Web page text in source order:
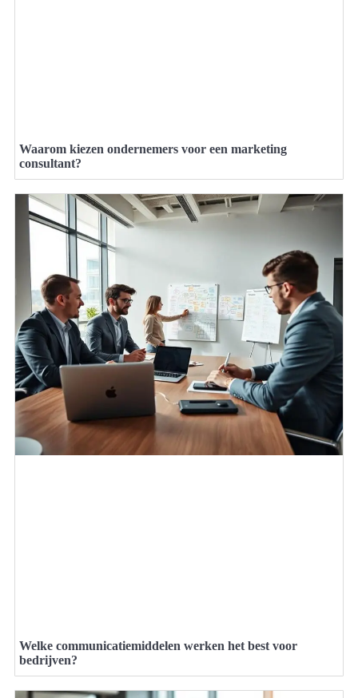
Waarom kiezen ondernemers voor een marketing
consultant?
Welke communicatiemiddelen werken het best voor
bedrijven?